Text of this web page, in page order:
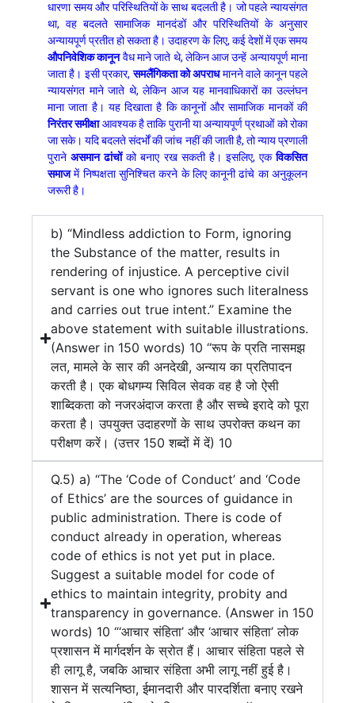
धारणा समय और परिस्थितियों के साथ बदलती है। जो पहले न्यायसंगत
था, वह बदलते सामाजिक मानदंडों और परिस्थितियों के अनुसार
अन्यायपूर्ण प्रतीत हो सकता है। उदाहरण के लिए, कई देशों में एक समय
औपनिवेशिक कानूनवैध माने जाते थे, लेकिन आज उन्हें अन्यायपूर्ण माना
जाता है। इसी प्रकार,समलैंगिकता को अपराधमानने वाले कानून पहले
न्यायसंगत माने जाते थे, लेकिन आज यह मानवाधिकारों का उल्लंघन
माना जाता है। यह दिखाता है कि कानूनों और सामाजिक मानकों की
निरंतर समीक्षाआवश्यक है ताकि पुरानी या अन्यायपूर्ण प्रथाओं को रोका
जा सके। यदि बदलते संदर्भों की जांच नहीं की जाती है, तो न्याय प्रणाली
पुरानेअसमान ढांचोंको बनाए रख सकती है। इसलिए, एकविकसित
समाजमें निष्पक्षता सुनिश्चित करने के लिए कानूनी ढांचे का अनुकूलन
जरूरी है।
b) “Mindless addiction to Form, ignoring
the Substance of the matter, results in
rendering of injustice. A perceptive civil
servant is one who ignores such literalness
and carries out true intent.” Examine the
above statement with suitable illustrations.
(Answer in 150 words) 10 “रूप के प्रति नासमझ
लत, मामले के सार की अनदेखी, अन्याय का प्रतिपादन
करती है। एक बोधगम्य सिविल सेवक वह है जो ऐसी
शाब्दिकता को नजरअंदाज करता है और सच्चे इरादे को पूरा
करता है। उपयुक्त उदाहरणों के साथ उपरोक्त कथन का
परीक्षण करें। (उत्तर 150 शब्दों में दें) 10
Q.5) a) “The ‘Code of Conduct’ and ‘Code
of Ethics’ are the sources of guidance in
public administration. There is code of
conduct already in operation, whereas
code of ethics is not yet put in place.
Suggest a suitable model for code of
ethics to maintain integrity, probity and
transparency in governance. (Answer in 150
words) 10 “‘आचार संहिता’ और ‘आचार संहिता’ लोक
प्रशासन में मार्गदर्शन के स्रोत हैं। आचार संहिता पहले से
ही लागू है, जबकि आचार संहिता अभी लागू नहीं हुई है।
शासन में सत्यनिष्ठा, ईमानदारी और पारदर्शिता बनाए रखने